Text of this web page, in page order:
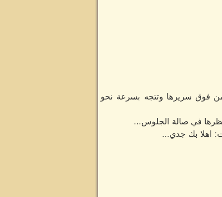
فوق سريرها وتتجه بسرعة نحو
في صالة الجلوس...
اهلا بك جدي...